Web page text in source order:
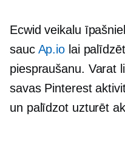
Ecwid veikalu
sauc Ap.io lai
piespraušanu. Varat
savas Pinterest
un palīdzot uzturēt